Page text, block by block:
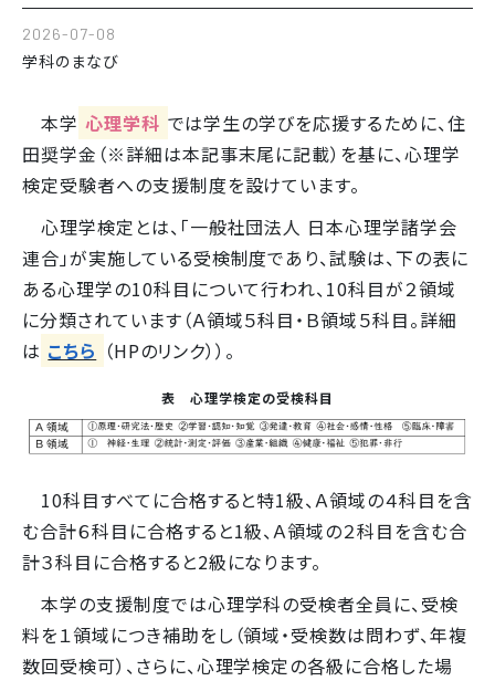
2026-07-08
学科のまなび
本学 心理学科 では学生の学びを応援するために、住
田奨学金（※詳細は本記事末尾に記載）を基に、心理学
検定受験者への支援制度を設けています。
心理学検定とは、「一般社団法人 日本心理学諸学会
連合」が実施している受検制度であり、試験は、下の表に
ある心理学の10科目について行われ、10科目が２領域
に分類されています（Ａ領域５科目・Ｂ領域５科目。詳細
は こちら （HPのリンク））。
表 心理学検定の受検科目
10科目すべてに合格すると特1級、Ａ領域の４科目を含
む合計６科目に合格すると1級、Ａ領域の２科目を含む合
計３科目に合格すると2級になります。
本学の支援制度では心理学科の受検者全員に、受検
料を１領域につき補助をし（領域・受検数は問わず、年複
数回受検可）、さらに、心理学検定の各級に合格した場